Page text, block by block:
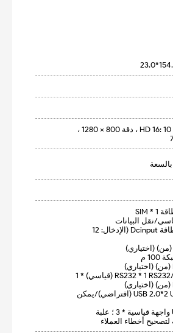
8 بوصة HD 16: 10 ، دقة 800 × 1280 ،
فتحة بطاقة SIM * 1
منفذ قياسي/نقل البيانات
واجهة طاقة Dcinput (الإدخال: 12
PORT1 (من) (اختياري)
PORT2 (من) (اختياري)
RS232 * 1 RS232/RS485 (قياسي) * 1
PORT3 (من) (اختياري)
USB 2.0*2 USB 2.0 (افتراضي)/يمكن
USB2.0 واجهة قياسية * 3 ؛ علبة
لتصحيح أخطاء العملاء